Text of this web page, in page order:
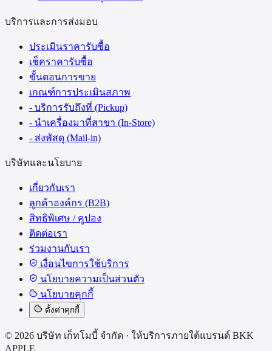
บริการและการส่งมอบ
ประเมินราคารับซื้อ
เช็คราคารับซื้อ
ขั้นตอนการขาย
เกณฑ์การประเมินสภาพ
- บริการรับถึงที่ (Pickup)
- นำเครื่องมาที่สาขา (In-Store)
- ส่งพัสดุ (Mail-in)
บริษัทและนโยบาย
เกี่ยวกับเรา
ลูกค้าองค์กร (B2B)
สิทธิพิเศษ / คูปอง
ติดต่อเรา
ร่วมงานกับเรา
เงื่อนไขการใช้บริการ
นโยบายความเป็นส่วนตัว
นโยบายคุกกี้
ตั้งค่าคุกกี้
© 2026 บริษัท เก็ทโมบี้ จำกัด · ให้บริการภายใต้แบรนด์ BKK
APPLE